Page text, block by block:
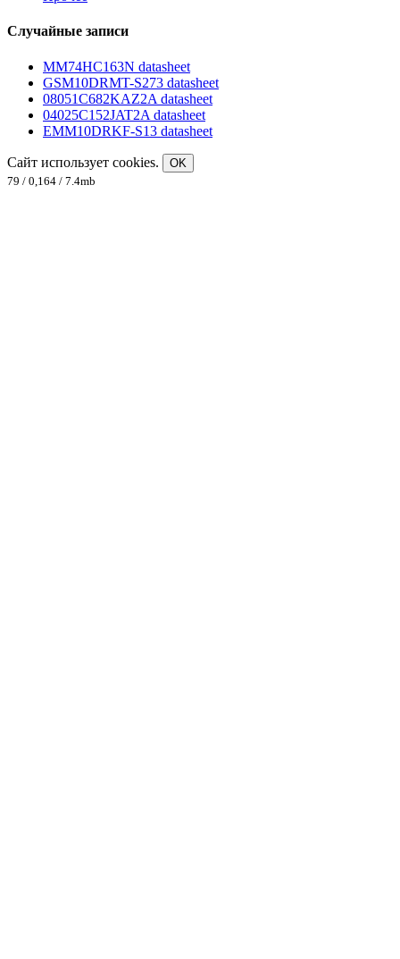
Случайные записи
MM74HC163N datasheet
GSM10DRMT-S273 datasheet
08051C682KAZ2A datasheet
04025C152JAT2A datasheet
EMM10DRKF-S13 datasheet
Сайт использует cookies.
OK
79 / 0,164 / 7.4mb